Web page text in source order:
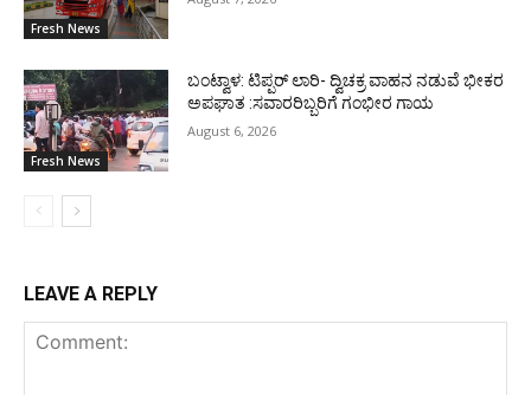
Fresh News
Fresh News
ಬಂಟ್ವಾಳ: ಟಿಪ್ಪರ್ ಲಾರಿ- ದ್ವಿಚಕ್ರ ವಾಹನ ನಡುವೆ ಭೀಕರ
ಅಪಘಾತ :ಸವಾರರಿಬ್ಬರಿಗೆ ಗಂಭೀರ ಗಾಯ
August 6, 2026
LEAVE A REPLY